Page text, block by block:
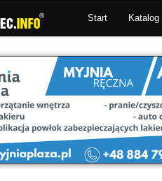
Start Katalog